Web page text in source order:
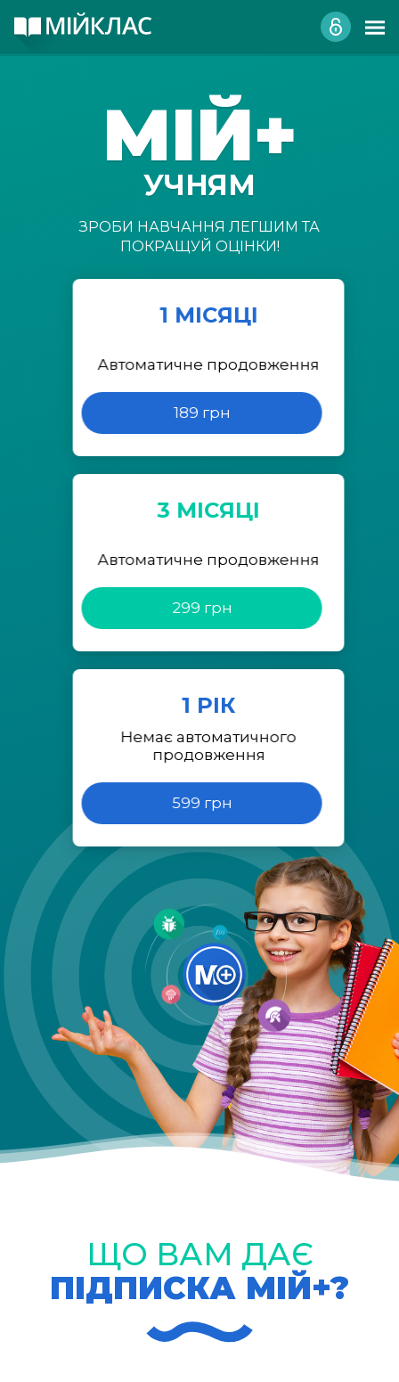
МІЙ+
УЧНЯМ
ЗРОБИ НАВЧАННЯ ЛЕГШИМ ТА
ПОКРАЩУЙ ОЦІНКИ!
1 МІСЯЦІ
Автоматичне продовження
189 грн
3 МІСЯЦІ
Автоматичне продовження
299 грн
1 РІК
Немає автоматичного
продовження
599 грн
ЩО ВАМ ДАЄ
ПІДПИСКА МІЙ+?